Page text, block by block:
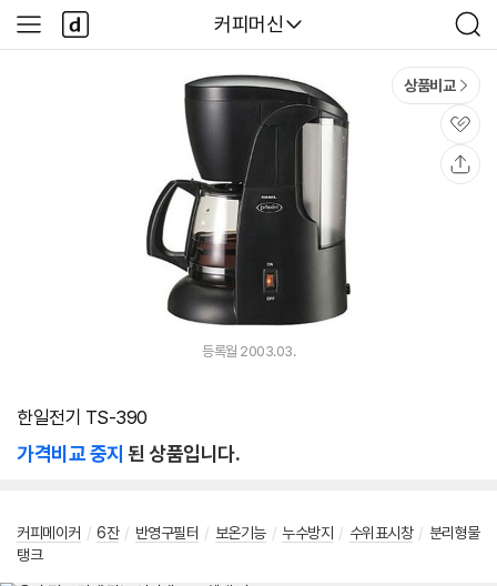
다나와
커피머신
검
색
사
이
다
나
와
상품비교
관
심
등록월 2003.03.
한일전기 TS-390
가격비교 중지 된 상품입니다.
커피메이커 / 6잔 / 반영구필터 / 보온기능 / 누수방지 / 수위표시창 / 분리형물
탱크